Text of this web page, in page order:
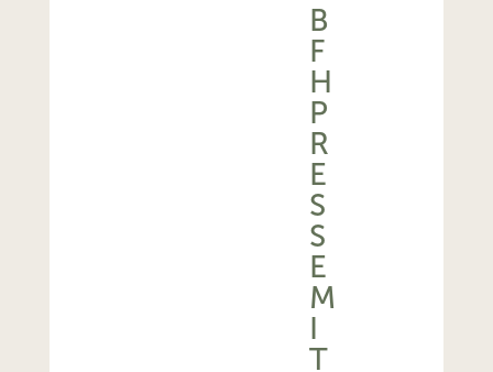
B
F
H
P
R
E
S
S
E
M
I
T